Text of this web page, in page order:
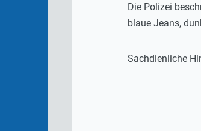
Die Polizei
blaue Jeans,
Sachdienliche